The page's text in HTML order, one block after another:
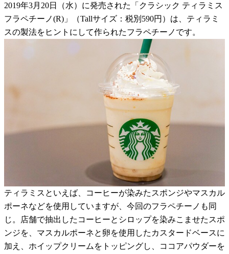
2019年3月20日（水）に発売された「クラシック ティラミス
フラペチーノ(R)」（Tallサイズ：税別590円）は、ティラミ
スの製法をヒントにして作られたフラペチーノです。
ティラミスといえば、コーヒーが染みたスポンジやマスカル
ポーネなどを使用していますが、今回のフラペチーノも同
じ。店舗で抽出したコーヒーとシロップを染みこませたスポ
ンジを、マスカルポーネと卵を使用したカスタードベースに
加え、ホイップクリームをトッピングし、ココアパウダーを